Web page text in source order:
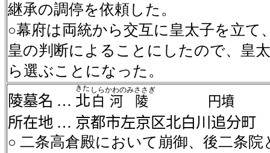
継承の調停を依頼した。
○幕府は両統から交互に皇太子を立て
皇の判断によることにしたので、皇
ら選ぶことになった。
陵墓名 … 北
きた
白
しら
河
かわの
陵
みささぎ
円墳
所在地 … 京都市左京区北白川追分町
○ 二条高倉殿において崩御、後二条院